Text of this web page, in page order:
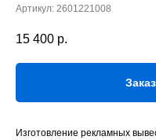
Артикул: 2601221008
15 400 р.
Изготовление рекламных